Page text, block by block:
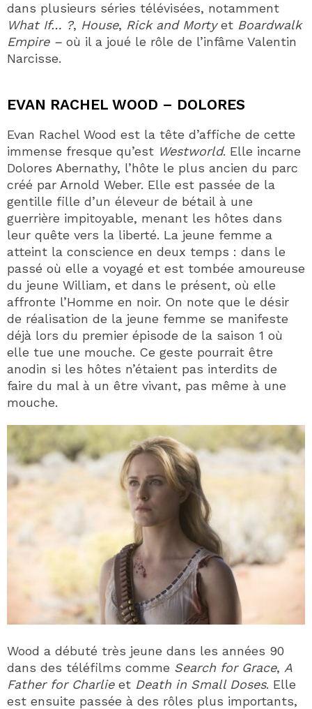
dans plusieurs séries télévisées, notamment
What If… ?, House, Rick and Mortyet Boardwalk
Empire – où il a joué le rôle de l’infâme Valentin
Narcisse.
EVAN RACHEL WOOD – DOLORES
Evan Rachel Wood est la tête d’affiche de cette
immense fresque qu’est Westworld. Elle incarne
Dolores Abernathy, l’hôte le plus ancien du parc
créé par Arnold Weber. Elle est passée de la
gentille fille d’un éleveur de bétail à une
guerrière impitoyable, menant les hôtes dans
leur quête vers la liberté. La jeune femme a
atteint la conscience en deux temps : dans le
passé où elle a voyagé et est tombée amoureuse
du jeune William, et dans le présent, où elle
affronte l’Homme en noir. On note que le désir
de réalisation de la jeune femme se manifeste
déjà lors du premier épisode de la saison 1 où
elle tue une mouche. Ce geste pourrait être
anodin si les hôtes n’étaient pas interdits de
faire du mal à un être vivant, pas même à une
mouche.
Wood a débuté très jeune dans les années 90
dans des téléfilms comme Search for Grace, A
Father for Charlieet Death in Small Doses. Elle
est ensuite passée à des rôles plus importants,